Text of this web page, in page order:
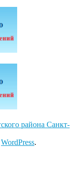
района Санкт-
WordPress.